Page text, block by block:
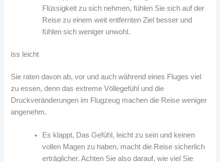
Flüssigkeit zu sich nehmen, fühlen Sie sich auf der
Reise zu einem weit entfernten Ziel besser und
fühlen sich weniger unwohl.
iss leicht
Sie raten davon ab, vor und auch während eines Fluges viel
zu essen, denn das extreme Völlegefühl und die
Druckveränderungen im Flugzeug machen die Reise weniger
angenehm.
Es klappt, Das Gefühl, leicht zu sein und keinen
vollen Magen zu haben, macht die Reise sicherlich
erträglicher. Achten Sie also darauf, wie viel Sie